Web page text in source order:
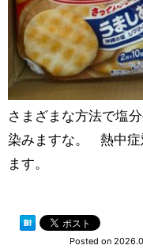
さまざまな方法で塩
染みますな。 熱中症
ます。
Posted on